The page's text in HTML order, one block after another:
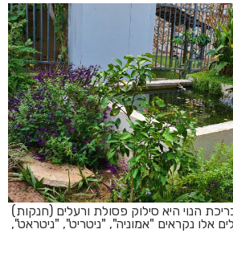
הנוי היא סילוק פסולת ורעלים (חנקות)
אלו נקראים "אמוניה", "ניטריט", "ניטראט",